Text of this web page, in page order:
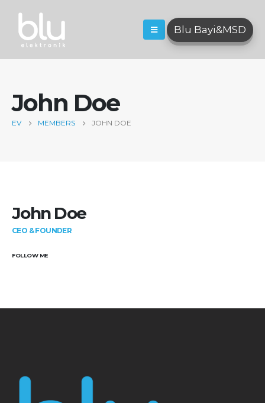
Blu Bayi&MSD
John Doe
EV MEMBERS JOHN DOE
John Doe
CEO & FOUNDER
FOLLOW ME